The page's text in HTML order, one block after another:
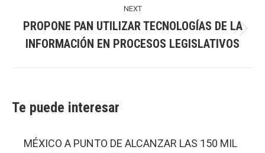
NEXT
post:
PROPONE PAN UTILIZAR TECNOLOGÍAS DE LA
INFORMACIÓN EN PROCESOS LEGISLATIVOS
Te puede interesar
MÉXICO A PUNTO DE ALCANZAR LAS 150 MIL